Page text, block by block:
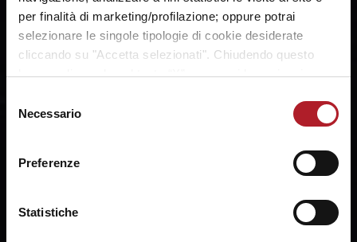
per finalità di marketing/profilazione; oppure potrai
selezionare le singole tipologie di cookie desiderate
cliccando su "Accetta selezionati". Chiudendo questo
banner cliccando sul tasto “X”, prosegui la navigazione e
fruizione del sito. Potrai modificare le tue preferenze in
ogni momento mediante il link “Impostazione dei cookie”
a fine pagina. Per ulteriori informazioni ti invitiamo a
prendere visione della
delNecessario
Preferenze
Statistiche
Parziali: 24-14, 24-22, 8-13, 17-12. Schio: Juhasz 6, Bestegno,
Berkani 2, Smalls 9, Villa 23, Nicolodi ne, Pan 4, Stankovic 5,